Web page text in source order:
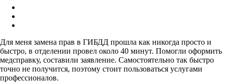
Для меня замена прав в ГИБДД прошла как никогда просто и
быстро, в отделении провел около 40 минут. Помогли оформить
медсправку, составили заявление. Самостоятельно так быстро
точно не получится, поэтому стоит пользоваться услугами
профессионалов.